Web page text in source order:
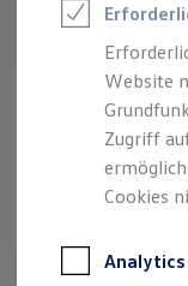
Digitaler
Kauf &
Online-
Aktionen
E-
Für
Für
Profi
Website
Zugriff
Cookies